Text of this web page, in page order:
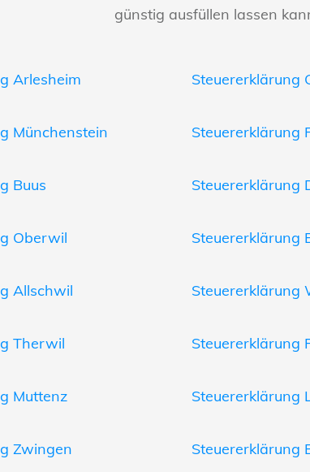
günstig ausfüllen lassen
Arlesheim Steuererklärung
Münchenstein Steuererklärung
Buus Steuererklärung
Oberwil Steuererklärung
Allschwil Steuererklärung
Therwil Steuererklärung
Muttenz Steuererklärung
Zwingen Steuererklärung